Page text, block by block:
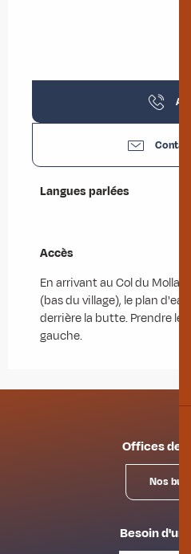
Langues parlées
Langues parlées
Accès
Accès
En arrivant au Col du
(bas du village), le plan
derrière la butte. Prendre le
gauche.
Offices de
Nos
Besoin d'un